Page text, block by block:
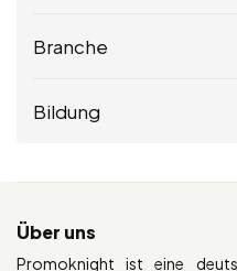
Branche
Bildung
Über uns
Promoknight ist eine